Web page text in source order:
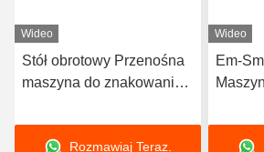
Wideo
Stół obrotowy Przenośna
maszyna do znakowania
o mocy 20 W do ołówka
Rozmawiaj Teraz.
Wideo
Em-
Małe